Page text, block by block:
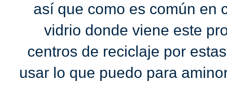
así que como es común en
vidrio donde viene este
centros de reciclaje por
usar lo que puedo para